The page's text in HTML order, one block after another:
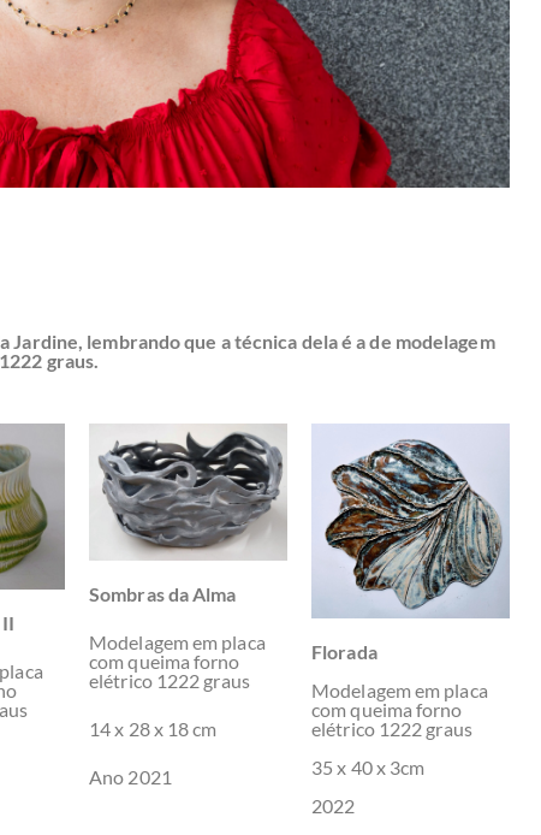
Jardine, lembrando que a técnica dela é a de modelagem
graus.
Sombras da Alma
Modelagem em placa
com queima forno
elétrico 1222 graus
14 x 28 x 18 cm
Ano 2021
Florada
Modelagem em placa
com queima forno
elétrico 1222 graus
35 x 40 x 3cm
2022